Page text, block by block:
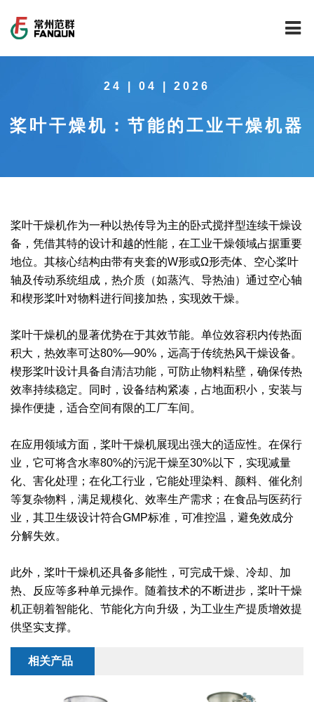
范群文化
公司大事记
干燥设备
回转圆筒干燥焙烧系列
气流干燥系列
喷雾干燥机系列
带式干燥焙烧系列
真空干燥系列
圆盘干燥机系列
载体干燥系列
滚筒干燥系列
沸腾干燥系列
烘箱干燥系列
管束干燥系列
干燥配套装置
制药行业
食品行业
环保行业
化工行业
工程实验室
工程技术中心
质量监督技术中心
新闻中心
范群新闻
行业新闻
技术专栏
服务中心
常见问题
社会责任
全球契约组织成员
公共责任
节能环保
社会责任报告
社会责任
绿色发展
绿色工厂
绿色供应链
人才招聘
联系我们
24 | 04 | 2026
桨叶干燥机：节能的工业干燥机器
桨叶干燥机作为一种以热传导为主的卧式搅拌型连续干燥设
备，凭借其特的设计和越的性能，在工业干燥领域占据重要
地位。其核心结构由带有夹套的W形或Ω形壳体、空心桨叶
轴及传动系统组成，热介质（如蒸汽、导热油）通过空心轴
和楔形桨叶对物料进行间接加热，实现效干燥。
桨叶干燥机的显著优势在于其效节能。单位效容积内传热面
积大，热效率可达80%—90%，远高于传统热风干燥设备。
楔形桨叶设计具备自清洁功能，可防止物料粘壁，确保传热
效率持续稳定。同时，设备结构紧凑，占地面积小，安装与
操作便捷，适合空间有限的工厂车间。
在应用领域方面，桨叶干燥机展现出强大的适应性。在保行
业，它可将含水率80%的污泥干燥至30%以下，实现减量
化、害化处理；在化工行业，它能处理染料、颜料、催化剂
等复杂物料，满足规模化、效率生产需求；在食品与医药行
业，其卫生级设计符合GMP标准，可准控温，避免效成分
分解失效。
此外，桨叶干燥机还具备多能性，可完成干燥、冷却、加
热、反应等多种单元操作。随着技术的不断进步，桨叶干燥
机正朝着智能化、节能化方向升级，为工业生产提质增效提
供坚实支撑。
相关产品